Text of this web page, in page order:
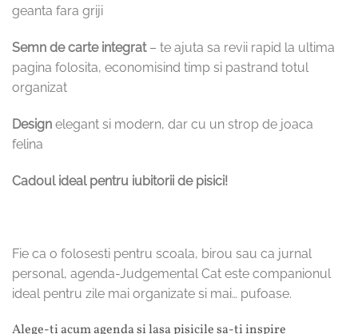
geanta fara griji
Semn de carte integrat– te ajuta sa revii rapid la ultima
pagina folosita, economisind timp si pastrand totul
organizat
Design elegant si modern, dar cu un strop de joaca
felina
Cadoul ideal pentru iubitorii de pisici!
Fie ca o folosesti pentru scoala, birou sau ca jurnal
personal, agenda-Judgemental Cat este companionul
ideal pentru zile mai organizate si mai… pufoase.
Alege-ti acum agenda si lasa pisicile sa-ti inspire